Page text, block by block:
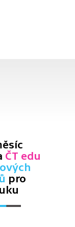
ČT edu
pro